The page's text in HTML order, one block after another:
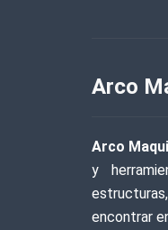
Arco
Arco
y
encontrar